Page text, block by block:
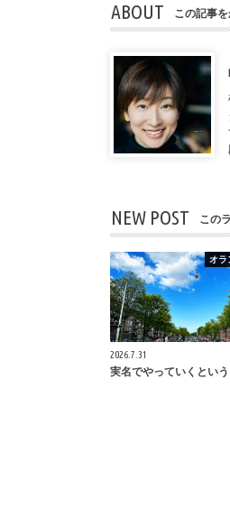
ABOUT この記事
NEW POST この
オラ
2026.7.31
実名でやっていくという